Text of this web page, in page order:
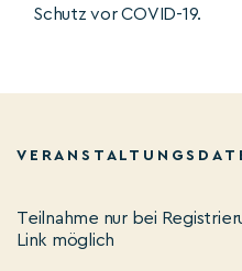
Schutz vor COVID-19.
Teilnahme nur bei
Link möglich